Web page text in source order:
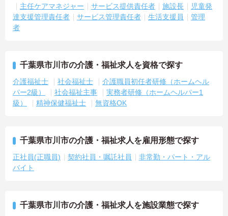
主任ケアマネジャー
サービス提供責任者 施設長
児童発
達支援管理責任者
サービス管理責任者 生活支援員
管理
者
千葉県市川市の介護・福祉求人を資格で探す
介護福祉士 社会福祉士
介護職員初任者研修（ホームヘル
パー2級）
社会福祉主事
実務者研修（ホームヘルパー1
級）
精神保健福祉士 無資格OK
千葉県市川市の介護・福祉求人を雇用形態で探す
正社員(正職員) 契約社員・嘱託社員
非常勤・パート・アル
バイト
千葉県市川市の介護・福祉求人を施設業態で探す